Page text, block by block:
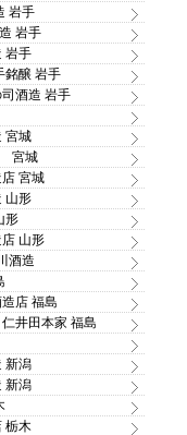
岩手
岩手
岩手
銘醸 岩手
酒造 岩手
宮城
宮城
宮城
山形
形
山形
酒造
店 福島
井田本家 福島
新潟
新潟
栃木